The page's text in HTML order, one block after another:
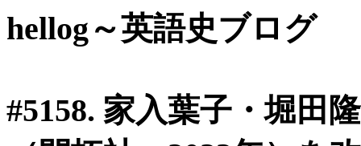
hellog～英語史ブログ
#5158. 家入葉子・堀田